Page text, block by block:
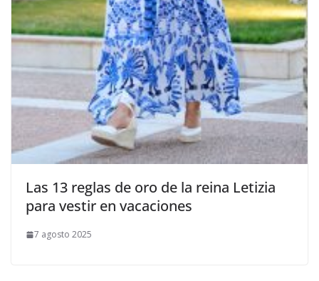
​Las 13 reglas de oro de la reina Letizia
para vestir en vacaciones
7 agosto 2025